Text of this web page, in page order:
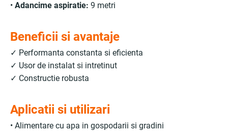
• Adancime aspiratie: 9 metri
Beneficii si avantaje
✓ Performanta constanta si eficienta
✓ Usor de instalat si intretinut
✓ Constructie robusta
Aplicatii si utilizari
• Alimentare cu apa in gospodarii si gradini